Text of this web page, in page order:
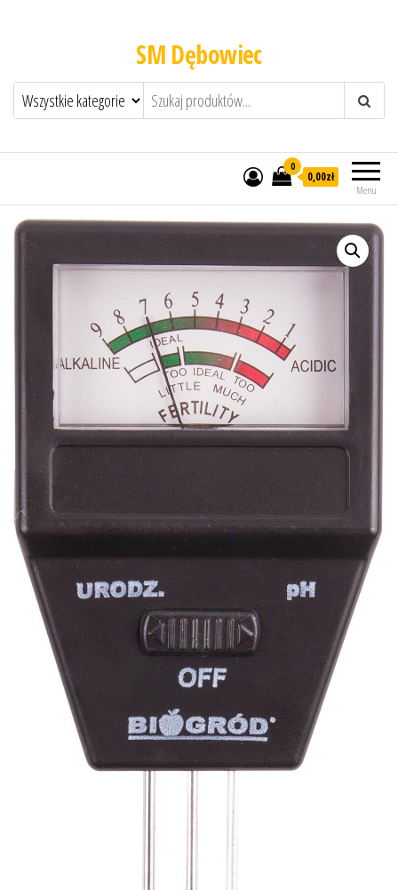
SM Dębowiec
Menu
0
0,00zł